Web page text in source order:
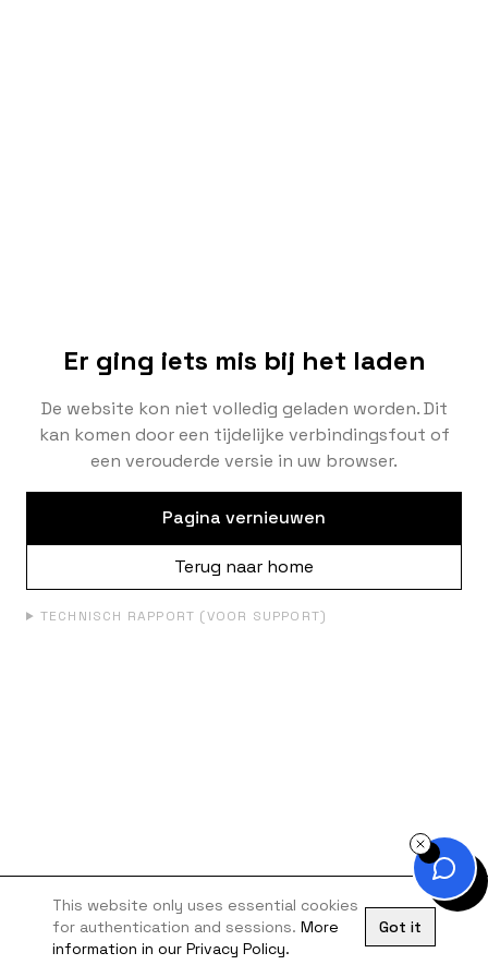
Er ging iets mis bij het laden
De website kon niet volledig geladen worden. Dit
kan komen door een tijdelijke verbindingsfout of
een verouderde versie in uw browser.
Pagina vernieuwen
Terug naar home
TECHNISCH RAPPORT (VOOR SUPPORT)
This website only uses essential cookies
for authentication and sessions. More
information in our Privacy Policy.
Got it